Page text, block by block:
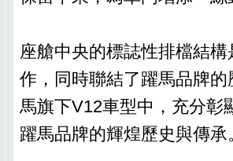
座艙中央的標誌性排檔結
作，同時聯結了躍馬品牌
馬旗下V12車型中，充分彰
躍馬品牌的輝煌歷史與傳承